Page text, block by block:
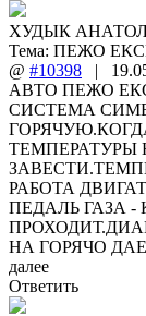
ХУДЫК
Тема: ПЕЖО
@ #10398 |
АВТО ПЕЖО
СИСТЕМА
РАБОТА
ПЕДАЛЬ ГАЗА
НА ГОРЯЧО
далее
Ответить